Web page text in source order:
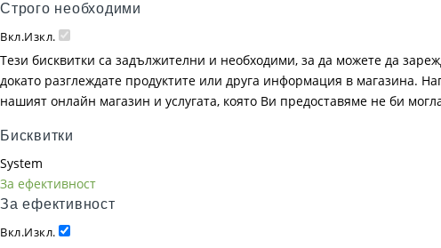
Строго необходими
Вкл.Изкл.
Тези бисквитки са задължителни и необходими, за да можете да
докато разглеждате продуктите или друга информация в магазина.
нашият онлайн магазин и услугата, която Ви предоставяме не би
Бисквитки
System
За ефективност
За ефективност
Вкл.Изкл.